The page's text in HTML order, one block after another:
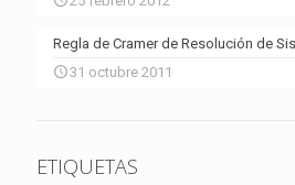
Regla de Cramer de Resolución de
31 octubre 2011
ETIQUETAS